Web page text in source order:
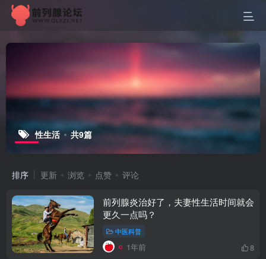
性生活 共9篇
排序 更新 浏览 点赞 评论
前列腺炎治好了，夫妻性生活时间就会
更久一点吗？
中医科普
1年前 8